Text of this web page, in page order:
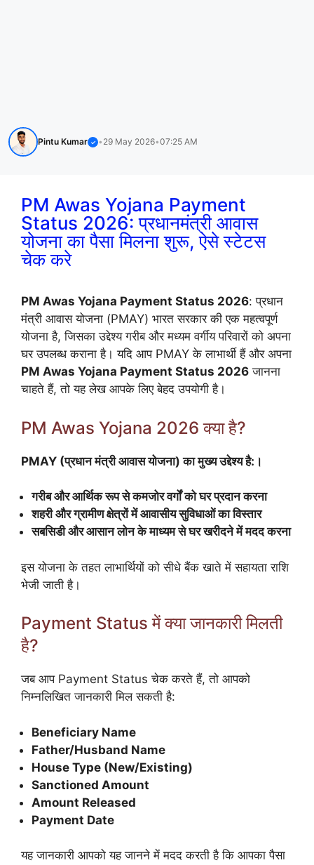
Pintu Kumar ✓ • 29 May 2026•07:25 AM
PM Awas Yojana Payment
Status 2026: प्रधानमंत्री आवास
योजना का पैसा मिलना शुरू, ऐसे स्टेटस
चेक करे
PM Awas Yojana Payment Status 2026: प्रधान
मंत्री आवास योजना (PMAY) भारत सरकार की एक महत्वपूर्ण
योजना है, जिसका उद्देश्य गरीब और मध्यम वर्गीय परिवारों को अपना
घर उपलब्ध कराना है। यदि आप PMAY के लाभार्थी हैं और अपना
PM Awas Yojana Payment Status 2026 जानना
चाहते हैं, तो यह लेख आपके लिए बेहद उपयोगी है।
PM Awas Yojana 2026 क्या है?
PMAY (प्रधान मंत्री आवास योजना) का मुख्य उद्देश्य है:।
गरीब और आर्थिक रूप से कमजोर वर्गों को घर प्रदान करना
शहरी और ग्रामीण क्षेत्रों में आवासीय सुविधाओं का विस्तार
सबसिडी और आसान लोन के माध्यम से घर खरीदने में मदद करना
इस योजना के तहत लाभार्थियों को सीधे बैंक खाते में सहायता राशि
भेजी जाती है।
Payment Status में क्या जानकारी मिलती
है?
जब आप Payment Status चेक करते हैं, तो आपको
निम्नलिखित जानकारी मिल सकती है:
Beneficiary Name
Father/Husband Name
House Type (New/Existing)
Sanctioned Amount
Amount Released
Payment Date
यह जानकारी आपको यह जानने में मदद करती है कि आपका पैसा